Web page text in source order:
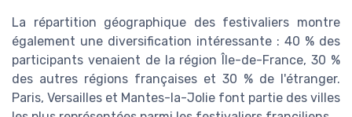
La répartition géographique des festivaliers montre
également une diversification intéressante : 40 % des
participants venaient de la région Île-de-France, 30 %
des autres régions françaises et 30 % de l'étranger.
Paris, Versailles et Mantes-la-Jolie font partie des villes